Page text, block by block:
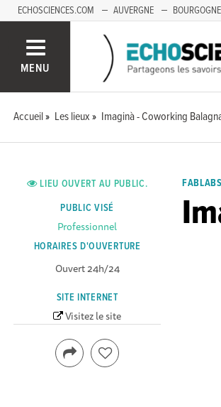
ECHOSCIENCES.COM AUVERGNE
MENU
Accueil Les lieux Imaginà - Coworking
LIEU OUVERT AU PUBLIC.
PUBLIC VISÉ
Professionnel
HORAIRES D'OUVERTURE
Ouvert 24h/24
SITE INTERNET
Visitez le site